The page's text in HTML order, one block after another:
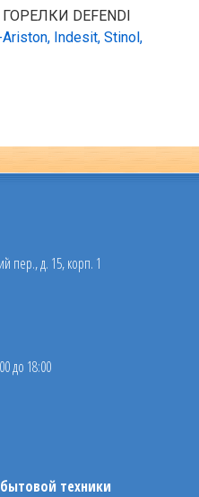
DEFENDI
Indesit, Stinol,
пер., д. 15, корп. 1
до 18:00
техники